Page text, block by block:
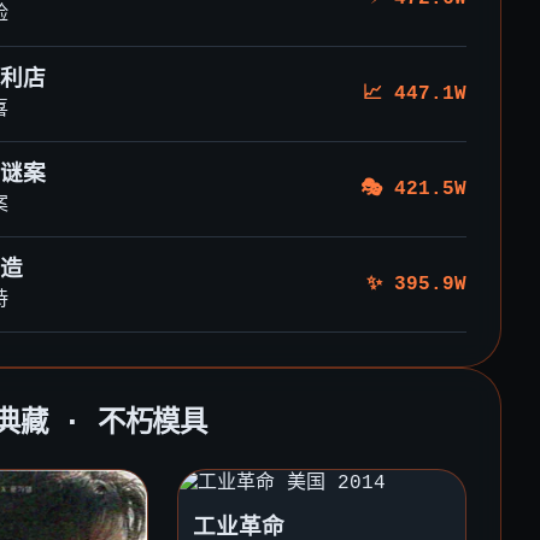
店
📈 447.1W
案
🎭 421.5W
✨ 395.9W
藏 · 不朽模具
工业革命